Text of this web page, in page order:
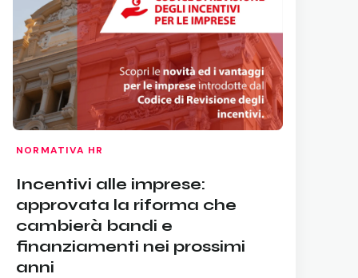
NORMATIVA HR
Incentivi alle imprese:
approvata la riforma che
cambierà bandi e
finanziamenti nei prossimi
anni